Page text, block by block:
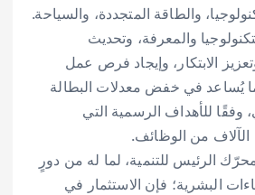
والطاقة المتجددة، والسياحة.
والمعرفة، وتحديث
الابتكار، وإيجاد فرص عمل
يُساعد في خفض معدلات البطالة
وفقًا للأهداف الرسمية التي
من الوظائف.
الرئيس للتنمية، لما له من دورٍ
البشرية؛ فإن الاستثمار في